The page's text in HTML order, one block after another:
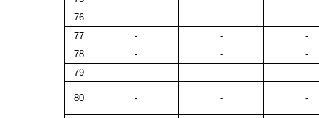
76
- -
-
77
- -
-
78
- -
-
79
- - -
80 - - -